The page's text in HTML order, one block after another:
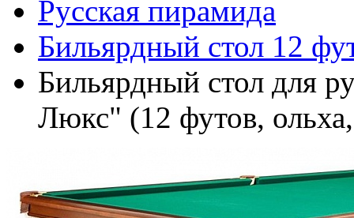
Русская пирамида
Бильярдный стол 12
Бильярдный стол для
Люкс" (12 футов,